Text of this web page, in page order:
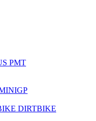
PMT
DIRTBIKE